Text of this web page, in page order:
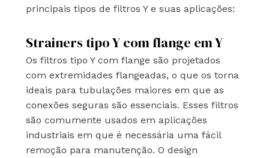
principais tipos de filtros Y e suas aplicações:
Strainers tipo Y com flange em Y
Os filtros tipo Y com flange são projetados
com extremidades flangeadas, o que os torna
ideais para tubulações maiores em que as
conexões seguras são essenciais. Esses filtros
são comumente usados em aplicações
industriais em que é necessária uma fácil
remoção para manutenção. O design